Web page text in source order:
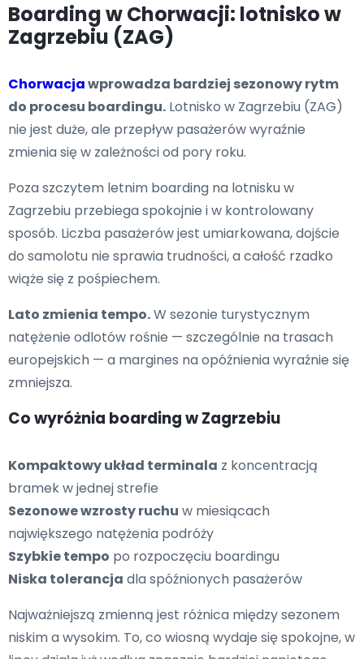
Boarding w Chorwacji: lotnisko w
Zagrzebiu (ZAG)
Chorwacjawprowadza bardziej sezonowy rytm
do procesu boardingu. Lotnisko w Zagrzebiu (ZAG)
nie jest duże, ale przepływ pasażerów wyraźnie
zmienia się w zależności od pory roku.
Poza szczytem letnim boarding na lotnisku w
Zagrzebiu przebiega spokojnie i w kontrolowany
sposób. Liczba pasażerów jest umiarkowana, dojście
do samolotu nie sprawia trudności, a całość rzadko
wiąże się z pośpiechem.
Lato zmienia tempo.W sezonie turystycznym
natężenie odlotów rośnie — szczególnie na trasach
europejskich — a margines na opóźnienia wyraźnie się
zmniejsza.
Co wyróżnia boarding w Zagrzebiu
Kompaktowy układ terminala z koncentracją
bramek w jednej strefie
Sezonowe wzrosty ruchu w miesiącach
największego natężenia podróży
Szybkie tempo po rozpoczęciu boardingu
Niska tolerancja dla spóźnionych pasażerów
Najważniejszą zmienną jest różnica między sezonem
niskim a wysokim. To, co wiosną wydaje się spokojne, w